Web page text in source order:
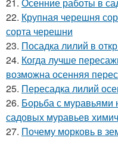
21. Осенние работы в
22. Крупная черешня
сорта черешни
23. Посадка лилий в
24. Когда лучше
возможна осенняя
25. Пересадка лилий
26. Борьба с муравьями
садовых муравьев
27. Почему морковь в